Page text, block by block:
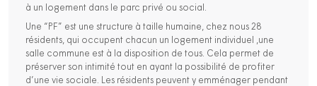
à un logement dans le parc privé ou social.
Une “PF” est une structure à taille humaine, chez nous 28
résidents, qui occupent chacun un logement individuel ,une
salle commune est à la disposition de tous. Cela permet de
préserver son intimité tout en ayant la possibilité de profiter
d’une vie sociale. Les résidents peuvent y emménager pendant